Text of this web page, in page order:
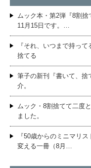
ムック本・第2弾『8割捨
11月15日です。…
『それ、いつまで持っ
捨てる
筆子の新刊『書いて、捨
介。
ムック・8割捨てて二度
ました。
『50歳からのミニマリ
変える一冊（8月…